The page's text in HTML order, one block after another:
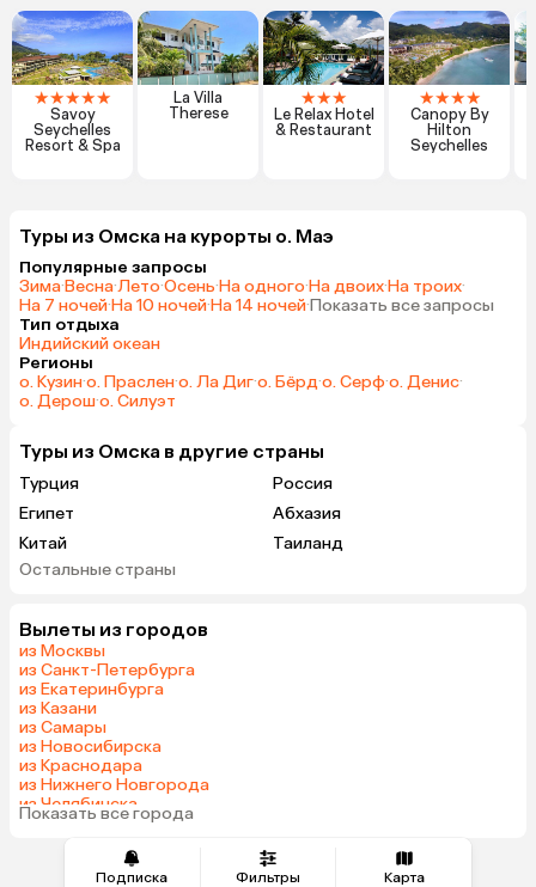
Подписка Фильтры Карта
★★★★★
Savoy
Seychelles
Resort & Spa
La Villa
Therese
★★★
Le Relax Hotel
& Restaurant
★★★★
Canopy By
Hilton
Seychelles
Туры из Омска на курорты о. Маэ
Популярные запросы
Зима·Весна·Лето·Осень·На одного·На двоих·На троих·
На 7 ночей·На 10 ночей·На 14 ночей·Показать все запросы
Тип отдыха
Индийский океан
Регионы
о. Кузин·о. Праслен·о. Ла Диг·о. Бёрд·о. Серф·о. Денис·
о. Дерош·о. Силуэт
Туры из Омска в другие страны
Турция
Россия
Египет
Абхазия
Китай
Таиланд
Вьетнам
Беларусь
Шри-Ланка
Азербайджан
Сербия
Киргизия
Саудовская Аравия
Венгрия
Остальные страны
Вылеты из городов
из Москвы
из Санкт-Петербурга
из Екатеринбурга
из Казани
из Самары
из Новосибирска
из Краснодара
из Нижнего Новгорода
из Челябинска
из Тюмени
Показать все города